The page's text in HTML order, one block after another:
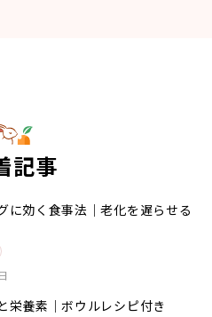
記事
に効く食事法｜老化を遅らせる
栄養素｜ボウルレシピ付き